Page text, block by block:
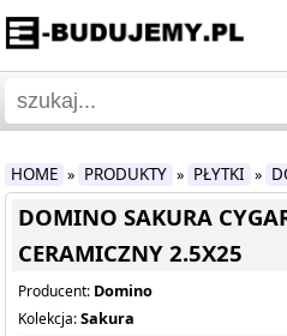
HOME » PRODUKTY » PŁYTKI »
DOMINO SAKURA
CERAMICZNY 2.5X25
Producent: Domino
Kolekcja:Sakura